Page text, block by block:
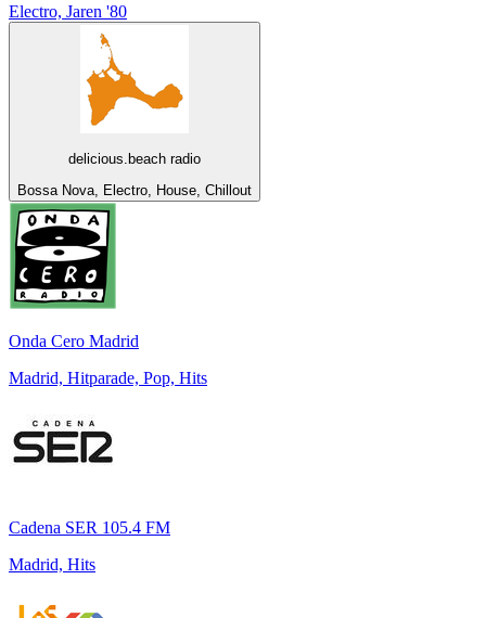
Electro, Jaren '80
delicious.beach radio
Bossa Nova, Electro, House, Chillout
Onda Cero Madrid
Madrid, Hitparade, Pop, Hits
Cadena SER 105.4 FM
Madrid, Hits